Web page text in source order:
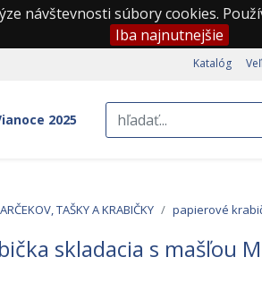
návštevnosti súbory cookies.
Iba najnutnejšie
Katalóg
2025
TAŠKY A KRABIČKY papierové
skladacia s mašľou